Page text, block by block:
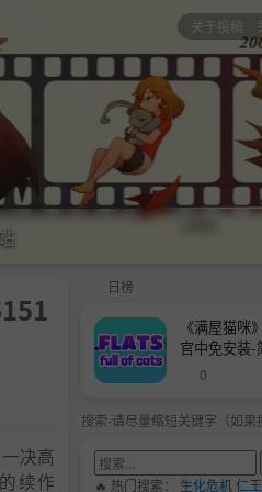
关于投稿
决高
续作
日榜
《满屋猫咪
官中免安装-
0
搜索-请尽量缩短关键字（如果
🔥 热门搜索： 生化危机仁王